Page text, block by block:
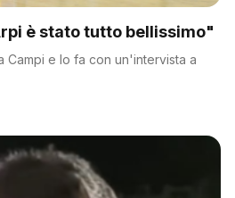
è stato tutto bellissimo"
Campi e lo fa con un'intervista a